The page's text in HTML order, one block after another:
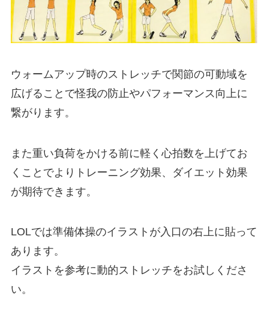
ウォームアップ時のストレッチで関節の可動域を
広げることで怪我の防止やパフォーマンス向上に
繋がります。
また重い負荷をかける前に軽く心拍数を上げてお
くことでよりトレーニング効果、ダイエット効果
が期待できます。
LOLでは準備体操のイラストが入口の右上に貼って
あります。
イラストを参考に動的ストレッチをお試しくださ
い。